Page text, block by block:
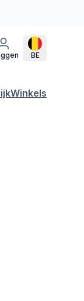
BE
Winkels